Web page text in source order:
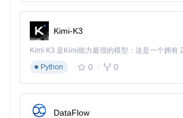
AMD显卡优化
在网页控制台中选择"AMD AMF Encoder"
启用"增强同步"功能
常见问题速解：打造无缝体验
Kimi-K3
Python
0 0
DataFlow